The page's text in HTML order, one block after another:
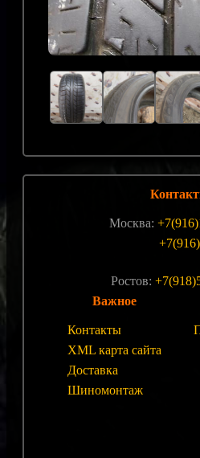
Москва:
Ростов:
Важное
Контакты
XML карта сайта
Доставка
Шиномонтаж